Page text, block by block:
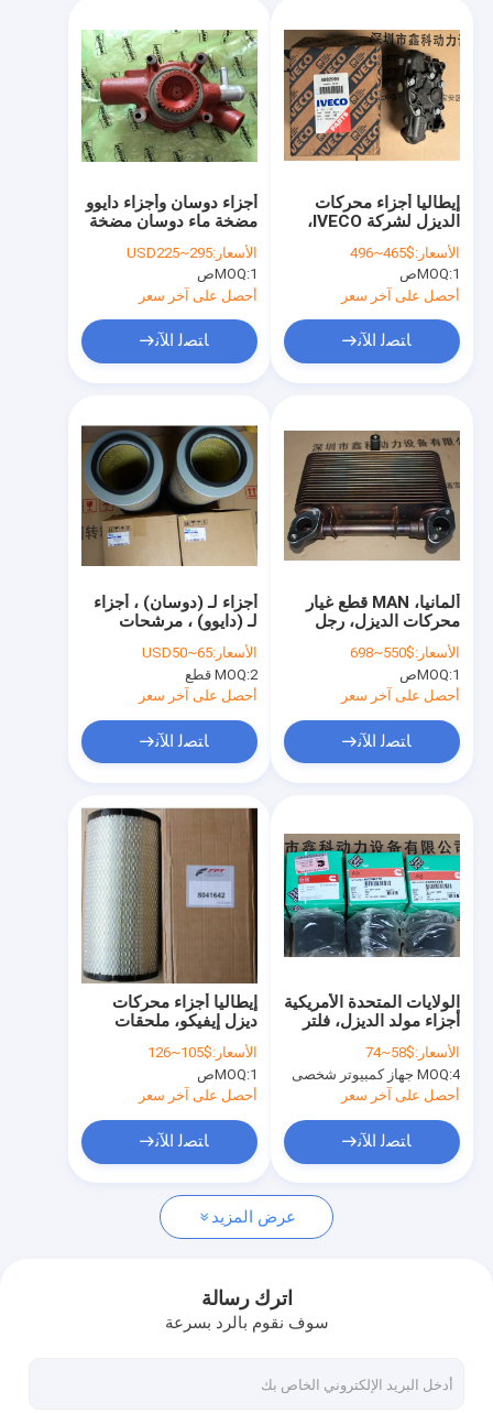
المنتجات
حول بنا
جولة في المعمل
اتصل بنا
طلب اقتباس
أجزاء دوسان و دايوو
أجزاء كوهلر
أجزاء دوسان وأجزاء دايوو
مضخة ماء دوسان مضخة
ماء لدوسان
P12665.06500-
6357C65065006357
الأسعار:USD225~295
MOQ:1ص
أحصل على آخر سعر
ﺎﺘﺼﻟ ﺍﻶﻧ
إيطاليا أجزاء محركات
الديزل لشركة IVECO،
ملحقات مولدات شركة
IVECO، مضخة زيت
لشركة IVECO،4802609
الأسعار:$465~496
MOQ:1ص
أحصل على آخر سعر
ﺎﺘﺼﻟ ﺍﻶﻧ
أجزاء لـ (دوسان) ، أجزاء
لـ (دايوو) ، مرشحات
الهواء لـ (دوسان) ،
2474-
600665083046006
الأسعار:USD50~65
MOQ:2 قطع
أحصل على آخر سعر
ﺎﺘﺼﻟ ﺍﻶﻧ
ألمانيا، MAN قطع غيار
محركات الديزل، رجل
قطع غيار الديزل، برودة
7164
الأسعار:$550~698
MOQ:1ص
أحصل على آخر سعر
ﺎﺘﺼﻟ ﺍﻶﻧ
إيطاليا أجزاء محركات
ديزل إيفيكو، ملحقات
مولد إيفيكو، فلترات
الهواء لـ إيفيكو،8041642
الأسعار:$105~126
MOQ:1ص
أحصل على آخر سعر
ﺎﺘﺼﻟ ﺍﻶﻧ
الولايات المتحدة الأمريكية
أجزاء مولد الديزل، فلتر
الوقود، فلترات الوقود
لمجموعة مولد الوقود،
A026K278
الأسعار:$58~74
MOQ:4 جهاز كمبيوتر شخصى
أحصل على آخر سعر
ﺎﺘﺼﻟ ﺍﻶﻧ
عرض المزيد
اترك رسالة
سوف نقوم بالرد بسرعة